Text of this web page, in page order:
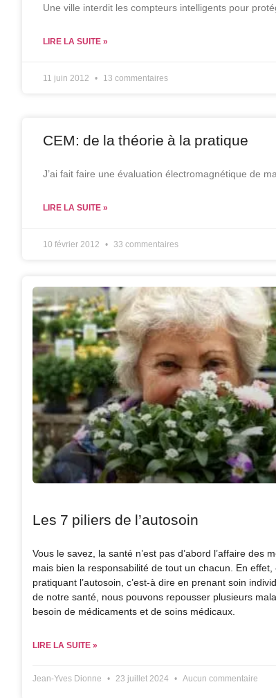
Une ville interdit les compteurs intelligents pour
LIRE LA SUITE »
11 juin 2012 13 commentaires
CEM: de la théorie à la pratique
J’ai fait faire une évaluation électromagnétique de
LIRE LA SUITE »
10 février 2012 33 commentaires
Les 7 piliers de l’autosoin
Vous le savez, la santé n’est pas d’abord l’affaire des
mais bien la responsabilité de tout un chacun. En effet,
pratiquant l’autosoin, c’est-à dire en prenant soin
de notre santé, nous pouvons repousser plusieurs
besoin de médicaments et de soins médicaux.
LIRE LA SUITE »
Jean-Yves Dionne 23 juillet 2024 Aucun commentaire